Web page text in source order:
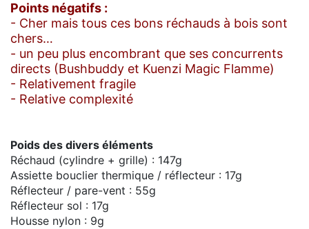
Points négatifs :
- Cher mais tous ces bons réchauds à bois sont
chers…
- un peu plus encombrant que ses concurrents
directs (Bushbuddy et Kuenzi Magic Flamme)
- Relativement fragile
- Relative complexité
Poids des divers éléments
Réchaud (cylindre + grille) : 147g
Assiette bouclier thermique / réflecteur : 17g
Réflecteur / pare-vent : 55g
Réflecteur sol : 17g
Housse nylon : 9g